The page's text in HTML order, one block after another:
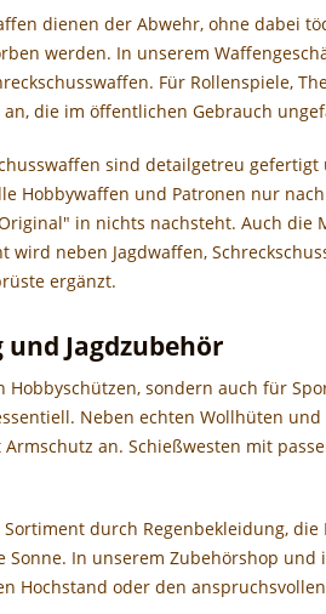
dienen der Abwehr, ohne dabei
werden. In unserem
Für Rollenspiele,
die im öffentlichen Gebrauch
sind detailgetreu
Hobbywaffen und Patronen nur
in nichts nachsteht. Auch
wird neben Jagdwaffen,
ergänzt.
Jagdzubehör
sondern auch für
Neben echten Wollhüten
an. Schießwesten mit
durch Regenbekleidung,
Sonne. In unserem Zubehörshop
Hochstand oder den